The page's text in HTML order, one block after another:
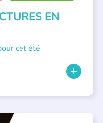
EN
cet été